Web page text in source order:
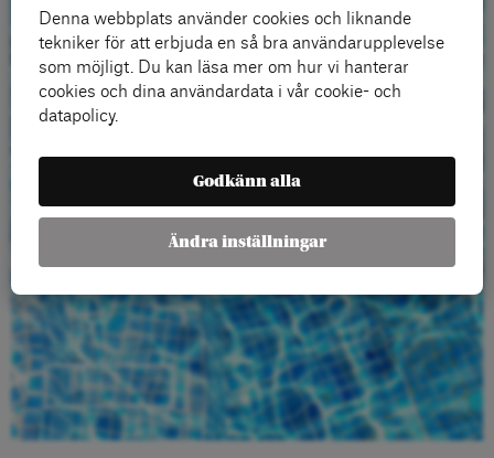
Beställ gratis
material
Beställ här
Denna webbplats använder cookies och liknande
tekniker för att erbjuda en så bra användarupplevelse
som möjligt. Du kan läsa mer om hur vi hanterar
cookies och dina användardata i vår cookie- och
datapolicy.
Godkänn alla
Ändra inställningar